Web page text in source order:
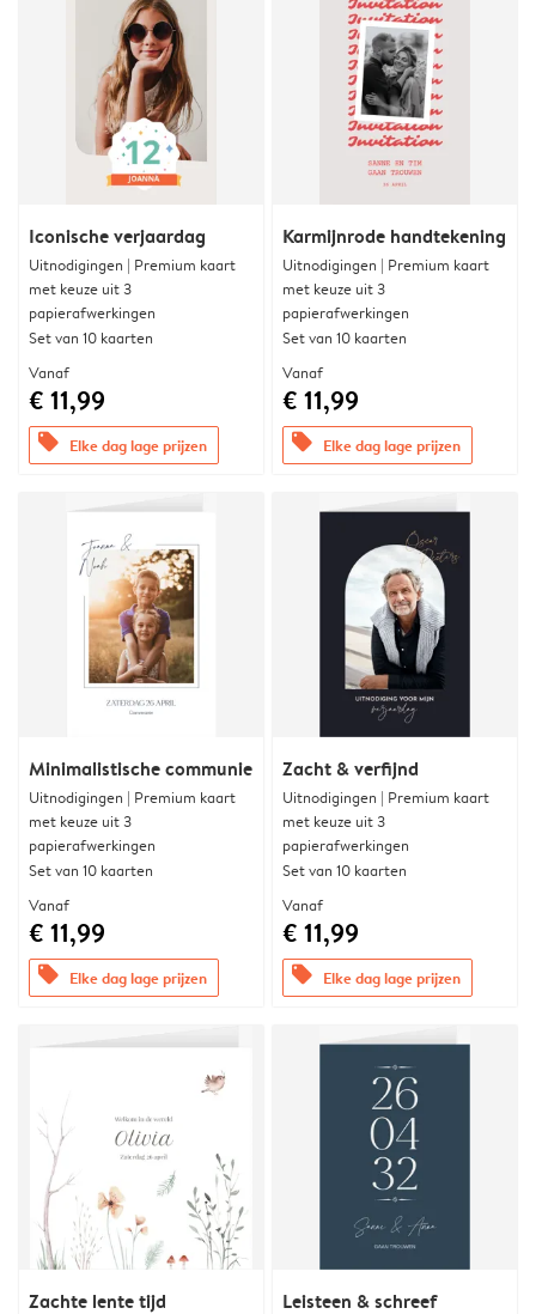
Iconische verjaardag
Uitnodigingen | Premium kaart
met keuze uit 3
papierafwerkingen
Set van 10 kaarten
Vanaf
€ 11,99
offers Elke dag lage prijzen
Karmijnrode handtekening
Uitnodigingen | Premium kaart
met keuze uit 3
papierafwerkingen
Set van 10 kaarten
Vanaf
€ 11,99
offers Elke dag lage prijzen
Minimalistische communie
Uitnodigingen | Premium kaart
met keuze uit 3
papierafwerkingen
Set van 10 kaarten
Vanaf
€ 11,99
offers Elke dag lage prijzen
Zacht & verfijnd
Uitnodigingen | Premium kaart
met keuze uit 3
papierafwerkingen
Set van 10 kaarten
Vanaf
€ 11,99
offers Elke dag lage prijzen
Zachte lente tijd Leisteen & schreef